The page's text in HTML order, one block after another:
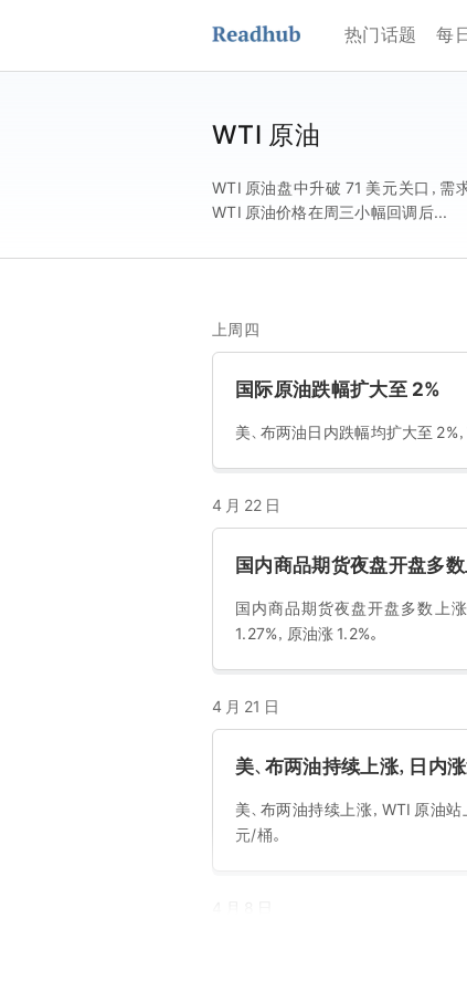
热门话题 每
WTI 原油
WTI 原油盘中升破 71 美元关口，需
WTI 原油价格在周三小幅回调后...
上周四
国际原油跌幅扩大至 2%
美、布两油日内跌幅均扩大至 2%
4 月 22 日
国内商品期货夜盘开盘多
国内商品期货夜盘开盘多数上涨
1.27%，原油涨 1.2%。
4 月 21 日
美、布两油持续上涨，日内
美、布两油持续上涨，WTI 原油
元/桶。
国际油价短线下挫 WTI 原